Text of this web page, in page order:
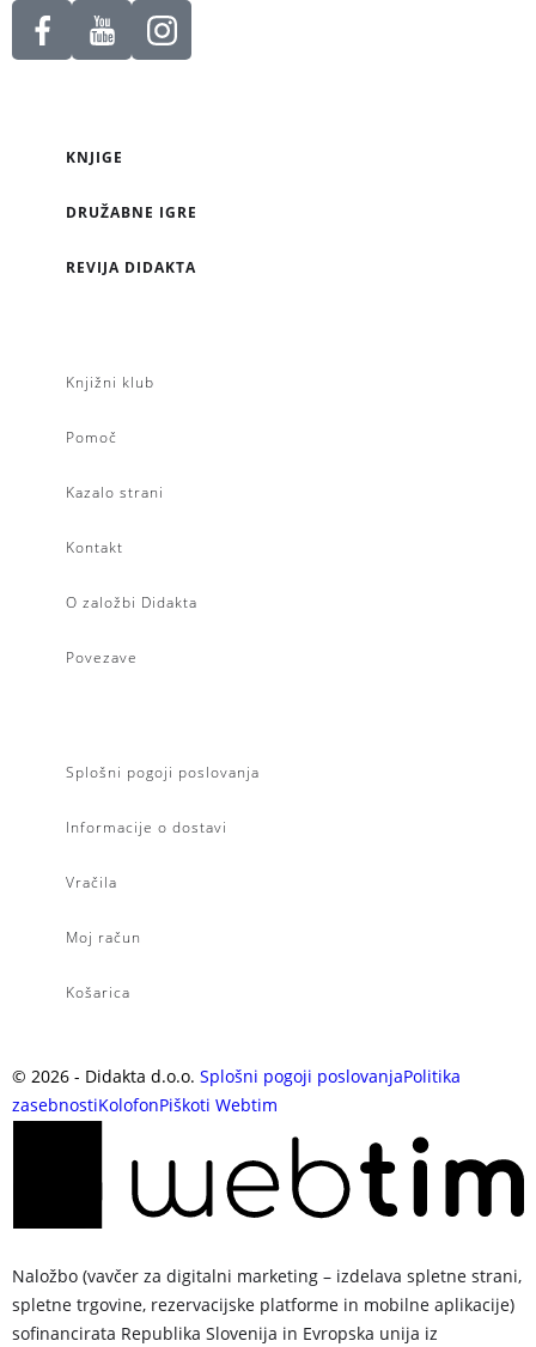
KNJIGE
DRUŽABNE IGRE
REVIJA DIDAKTA
Knjižni klub
Pomoč
Kazalo strani
Kontakt
O založbi Didakta
Povezave
Splošni pogoji poslovanja
Informacije o dostavi
Vračila
Moj račun
Košarica
© 2026 - Didakta d.o.o. Splošni pogoji poslovanjaPolitika
zasebnostiKolofonPiškoti Webtim
Naložbo (vavčer za digitalni marketing – izdelava spletne strani,
spletne trgovine, rezervacijske platforme in mobilne aplikacije)
sofinancirata Republika Slovenija in Evropska unija iz